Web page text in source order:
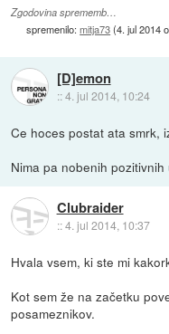
Zgodovina sprememb…
spremenilo:mitja73(4. jul 2014
[D]emon
::4. jul 2014, 10:24
Ce hoces postat ata smrk,
Nima pa nobenih
Clubraider
::4. jul 2014, 10:37
Hvala vsem, ki ste mi
Kot sem že na začetku
posameznikov.